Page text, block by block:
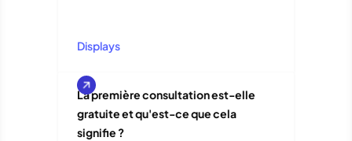
Displays
La première consultation est-elle
gratuite et qu'est-ce que cela
signifie ?